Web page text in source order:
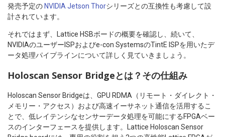
発売予定の NVIDIA Jetson Thorシリーズとの互換性も考慮して設
計されています。
それではまず、Lattice HSBボードの概要を確認し、続いて、
NVIDIAのユーザーISPおよびe-con SystemsのTintE ISPを用いたデ
ータ処理パイプラインについて詳しく見ていきましょう。
Holoscan Sensor Bridgeとは？その仕組み
Holoscan Sensor Bridgeは、GPU RDMA（リモート・ダイレクト・
メモリー・アクセス）および高速イーサネット通信を活用するこ
とで、低レイテンシなセンサーデータ処理を可能にするFPGAベー
スのインターフェースを提供します。Lattice Holoscan Sensor